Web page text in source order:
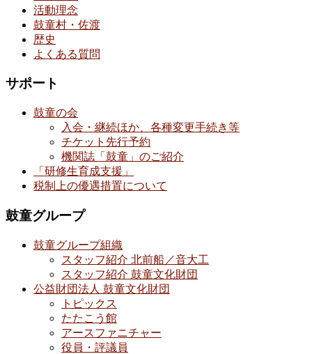
活動理念
鼓童村・佐渡
歴史
よくある質問
サポート
鼓童の会
入会・継続ほか、各種変更手続き等
チケット先行予約
機関誌「鼓童」のご紹介
「研修生育成支援」
税制上の優遇措置について
鼓童グループ
鼓童グループ組織
スタッフ紹介 北前船／音大工
スタッフ紹介 鼓童文化財団
公益財団法人 鼓童文化財団
トピックス
たたこう館
アースファニチャー
役員・評議員